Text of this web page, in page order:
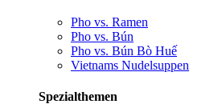
Pho vs. Ramen
Pho vs. Bún
Pho vs. Bún Bò Huế
Vietnams Nudelsuppen
Spezialthemen